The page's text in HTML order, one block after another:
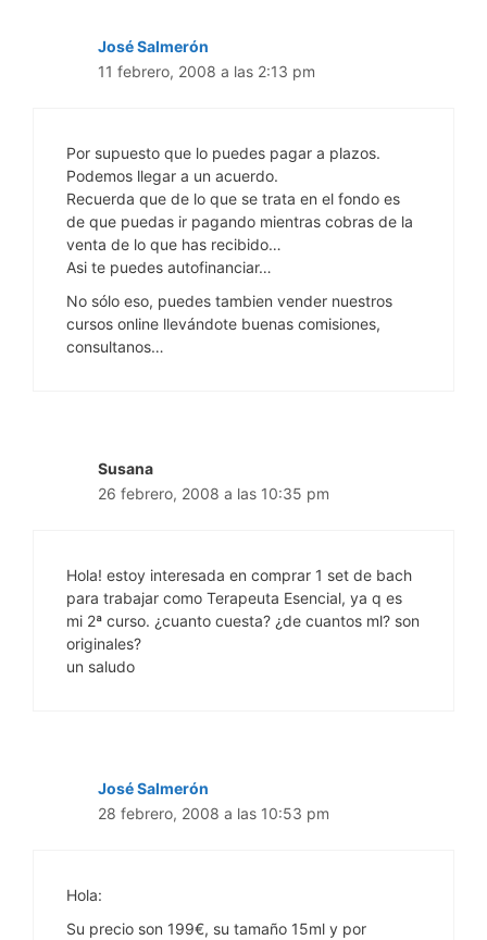
José Salmerón
11 febrero, 2008 a las 2:13 pm
Por supuesto que lo puedes pagar a plazos.
Podemos llegar a un acuerdo.
Recuerda que de lo que se trata en el fondo es
de que puedas ir pagando mientras cobras de la
venta de lo que has recibido…
Asi te puedes autofinanciar…
No sólo eso, puedes tambien vender nuestros
cursos online llevándote buenas comisiones,
consultanos…
Susana
26 febrero, 2008 a las 10:35 pm
Hola! estoy interesada en comprar 1 set de bach
para trabajar como Terapeuta Esencial, ya q es
mi 2ª curso. ¿cuanto cuesta? ¿de cuantos ml? son
originales?
un saludo
José Salmerón
28 febrero, 2008 a las 10:53 pm
Hola:
Su precio son 199€, su tamaño 15ml y por